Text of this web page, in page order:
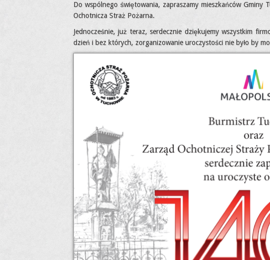
Do wspólnego świętowania, zapraszamy mieszkańców
Ochotnicza Straż Pożarna.
Jednocześnie, już teraz, serdecznie dziękujemy wszystkim
dzień i bez których, zorganizowanie uroczystości nie było by